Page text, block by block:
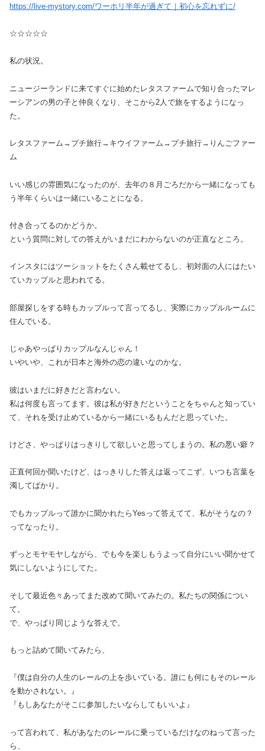
https://live-mystory.com/ワーホリ半年が過ぎて｜初心を忘れずに/
☆☆☆☆☆
私の状況。
ニュージーランドに来てすぐに始めたレタスファームで知り合ったマレ
ーシアンの男の子と仲良くなり、そこから2人で旅をするようになっ
た。
レタスファーム→プチ旅行→キウイファーム→プチ旅行→りんごファー
ム
いい感じの雰囲気になったのが、去年の８月ごろだから一緒になっても
う半年くらいは一緒にいることになる。
付き合ってるのかどうか。
という質問に対しての答えがいまだにわからないのが正直なところ。
インスタにはツーショットをたくさん載せてるし、初対面の人にはたい
ていカップルと思われてる。
部屋探しをする時もカップルって言ってるし、実際にカップルルームに
住んでいる。
じゃあやっぱりカップルなんじゃん！
いやいや、これが日本と海外の恋の違いなのかな。
彼はいまだに好きだと言わない。
私は何度も言ってます。彼は私が好きだということをちゃんと知ってい
て、それを受け止めているから一緒にいるもんだと思っていた。
けどさ、やっぱりはっきりして欲しいと思ってしまうの。私の悪い癖？
正直何回か聞いたけど、はっきりした答えは返ってこず、いつも言葉を
濁してばかり。
でもカップルって誰かに聞かれたらYesって答えてて、私がそうなの？
ってなったり。
ずっとモヤモヤしながら、でも今を楽しもうよって自分にいい聞かせて
気にしないようにしてた。
そして最近色々あってまた改めて聞いてみたの。私たちの関係につい
て。
で、やっぱり同じような答えで。
もっと詰めて聞いてみたら、
『僕は自分の人生のレールの上を歩いている。誰にも何にもそのレール
を動かされない。』
『もしあなたがそこに参加したいならしてもいいよ』
って言われて、私があなたのレールに乗っているだけなのねって言った
ら、